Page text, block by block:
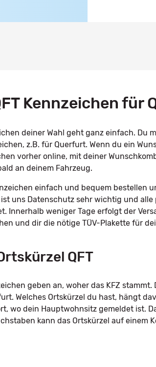
Kennzeichen für
deiner Wahl geht ganz einfach. Du
z.B. für Querfurt. Wenn du ein
vorher online, mit deiner
an deinem Fahrzeug.
einfach und bequem bestellen
uns Datenschutz sehr wichtig und
Innerhalb weniger Tage erfolgt der
und dir die nötige TÜV-Plakette für
QFT
geben an, woher das KFZ stammt.
Welches Ortskürzel du hast, hängt
wo dein Hauptwohnsitz gemeldet ist.
kann das Ortskürzel auf einem